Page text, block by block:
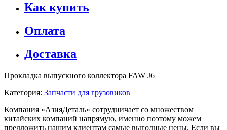
Как купить
Оплата
Доставка
Прокладка выпускного коллектора FAW J6
Категория: Запчасти для грузовиков
Компания «АзияДеталь» сотрудничает со множеством
китайских компаний напрямую, именно поэтому можем
предложить нашим клиентам самые выгодные цены. Если вы